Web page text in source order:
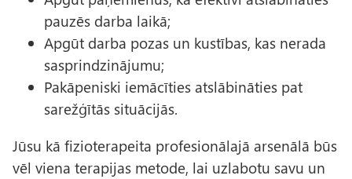
pauzēs darba laikā;
Apgūt darba pozas un kustības, kas nerada
sasprindzinājumu;
Pakāpeniski iemācīties atslābināties pat
sarežģītās situācijās.
Jūsu kā fizioterapeita profesionālajā arsenālā būs
vēl viena terapijas metode, lai uzlabotu savu un